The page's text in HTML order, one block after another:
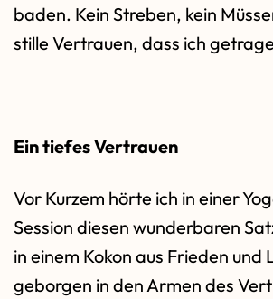
baden. Kein Streben, kein
stille Vertrauen, dass ich
Ein tiefes Vertrauen
Vor Kurzem hörte ich in einer
Session diesen wunderbaren
in einem Kokon aus Frieden und
geborgen in den Armen des